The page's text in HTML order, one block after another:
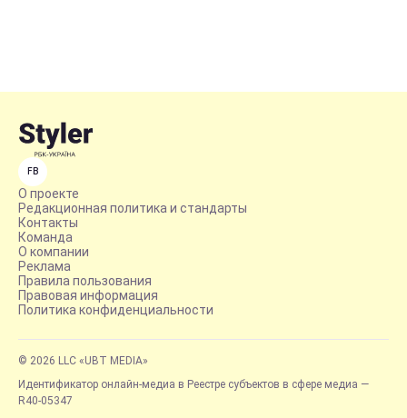
FB
О проекте
Редакционная политика и стандарты
Контакты
Команда
О компании
Реклама
Правила пользования
Правовая информация
Политика конфиденциальности
© 2026 LLC «UBT MEDIA»
Идентификатор онлайн-медиа в Реестре субъектов в сфере медиа —
R40-05347